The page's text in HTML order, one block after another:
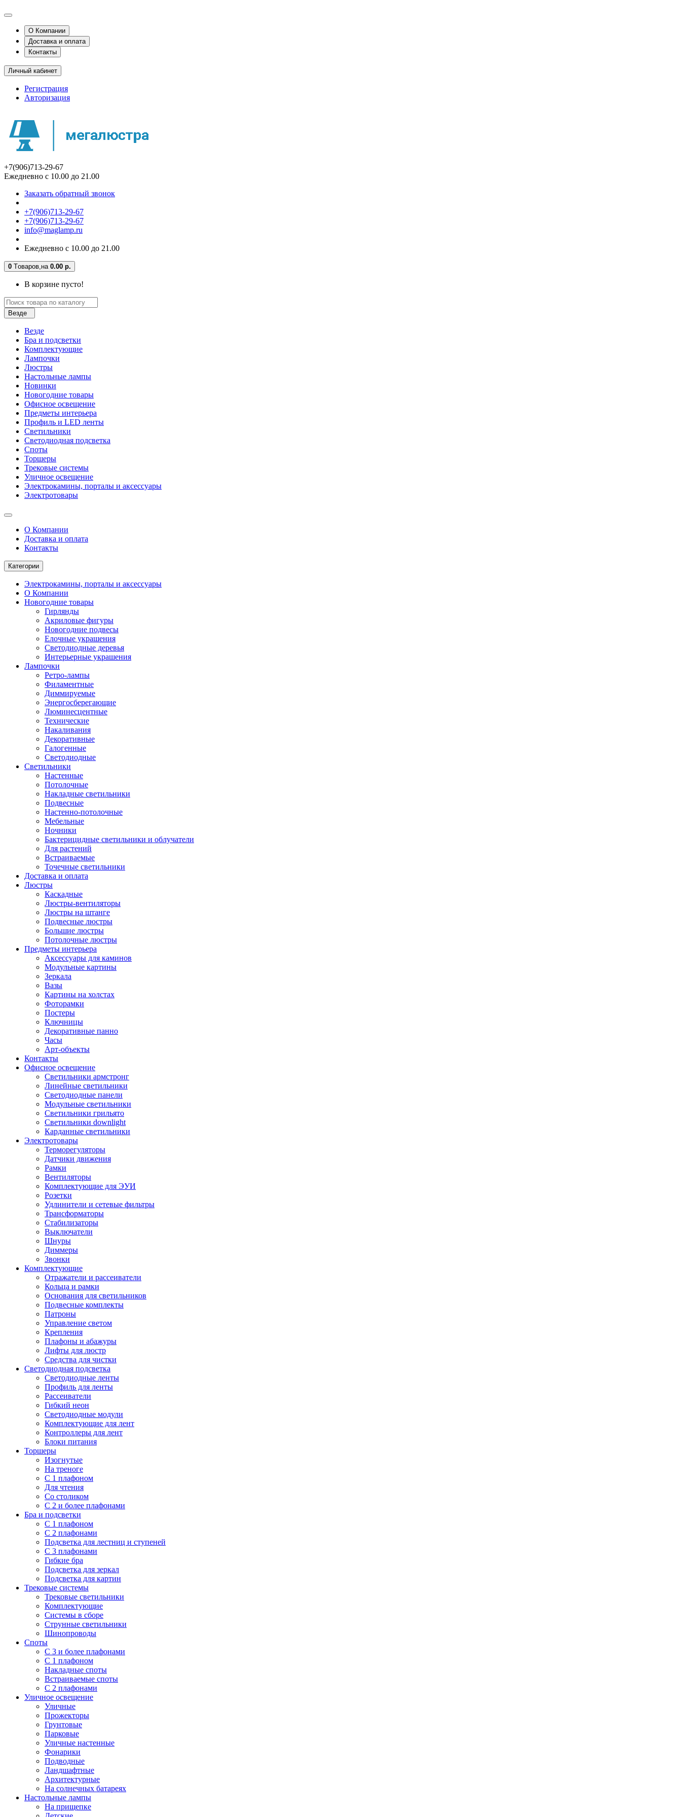
О Компании
Доставка и оплата
Контакты
Личный кабинет
Регистрация
Авторизация
+7(906)713-29-67
Ежедневно с 10.00 до 21.00
Заказать обратный звонок
+7(906)713-29-67
+7(906)713-29-67
info@maglamp.ru
Ежедневно с 10.00 до 21.00
0 Tоваров,на 0.00 р.
В корзине пусто!
Везде
Везде
Бра и подсветки
Комплектующие
Лампочки
Люстры
Настольные лампы
Новинки
Новогодние товары
Офисное освещение
Предметы интерьера
Профиль и LED ленты
Светильники
Светодиодная подсветка
Споты
Торшеры
Трековые системы
Уличное освещение
Электрокамины, порталы и аксессуары
Электротовары
О Компании
Доставка и оплата
Контакты
Категории
Электрокамины, порталы и аксессуары
О Компании
Новогодние товары
Гирлянды
Акриловые фигуры
Новогодние подвесы
Елочные украшения
Светодиодные деревья
Интерьерные украшения
Лампочки
Ретро-лампы
Филаментные
Диммируемые
Энергосберегающие
Люминесцентные
Технические
Накаливания
Декоративные
Галогенные
Светодиодные
Светильники
Настенные
Потолочные
Накладные светильники
Подвесные
Настенно-потолочные
Мебельные
Ночники
Бактерицидные светильники и облучатели
Для растений
Встраиваемые
Точечные светильники
Доставка и оплата
Люстры
Каскадные
Люстры-вентиляторы
Люстры на штанге
Подвесные люстры
Большие люстры
Потолочные люстры
Предметы интерьера
Аксессуары для каминов
Модульные картины
Зеркала
Вазы
Картины на холстах
Фоторамки
Постеры
Ключницы
Декоративные панно
Часы
Арт-объекты
Контакты
Офисное освещение
Светильники армстронг
Линейные светильники
Светодиодные панели
Модульные светильники
Светильники грильято
Светильники downlight
Карданные светильники
Электротовары
Терморегуляторы
Датчики движения
Рамки
Вентиляторы
Комплектующие для ЭУИ
Розетки
Удлинители и сетевые фильтры
Трансформаторы
Стабилизаторы
Выключатели
Шнуры
Диммеры
Звонки
Комплектующие
Отражатели и рассеиватели
Кольца и рамки
Основания для светильников
Подвесные комплекты
Патроны
Управление светом
Крепления
Плафоны и абажуры
Лифты для люстр
Средства для чистки
Светодиодная подсветка
Светодиодные ленты
Профиль для ленты
Рассеиватели
Гибкий неон
Светодиодные модули
Комплектующие для лент
Контроллеры для лент
Блоки питания
Торшеры
Изогнутые
На треноге
С 1 плафоном
Для чтения
Со столиком
С 2 и более плафонами
Бра и подсветки
С 1 плафоном
С 2 плафонами
Подсветка для лестниц и ступеней
С 3 плафонами
Гибкие бра
Подсветка для зеркал
Подсветка для картин
Трековые системы
Трековые светильники
Комплектующие
Системы в сборе
Струнные светильники
Шинопроводы
Споты
С 3 и более плафонами
С 1 плафоном
Накладные споты
Встраиваемые споты
С 2 плафонами
Уличное освещение
Уличные
Прожекторы
Грунтовые
Парковые
Уличные настенные
Фонарики
Подводные
Ландшафтные
Архитектурные
На солнечных батареях
Настольные лампы
На прищепке